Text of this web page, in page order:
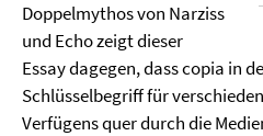
Doppelmythos von Narziss
und Echo zeigt dieser
Essay dagegen, dass copia in
Schlüsselbegriff für
Verfügens quer durch die